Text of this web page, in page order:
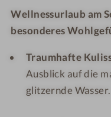
Wellnessurlaub am
besonderes
Traumhafte
Ausblick auf die
glitzernde Wasser.